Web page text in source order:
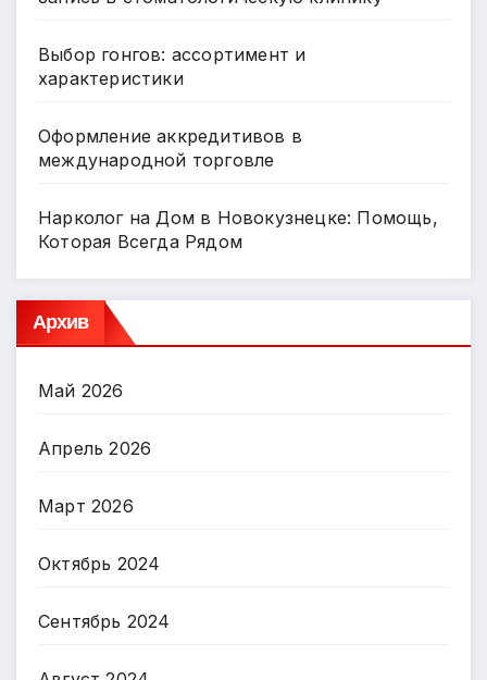
Выбор гонгов: ассортимент и
характеристики
Оформление аккредитивов в
международной торговле
Нарколог на Дом в Новокузнецке: Помощь,
Которая Всегда Рядом
Архив
Май 2026
Апрель 2026
Март 2026
Октябрь 2024
Сентябрь 2024